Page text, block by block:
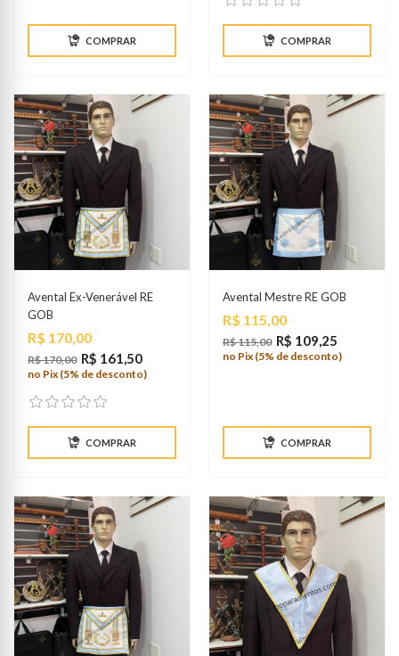
COMPRAR COMPRAR
Avental Ex-Venerável RE
GOB
Preço
R$ 170,00
R$ 170,00 R$ 161,50
no Pix (5% de desconto)
COMPRAR
Avental Mestre RE GOB
Preço
R$ 115,00
R$ 115,00 R$ 109,25
no Pix (5% de desconto)
COMPRAR